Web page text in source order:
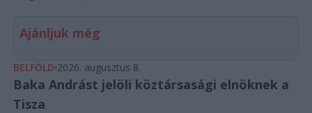
Ajánljuk még
BELFÖLD 2026. augusztus 8.
Baka Andrást jelöli köztársasági elnöknek a
Tisza